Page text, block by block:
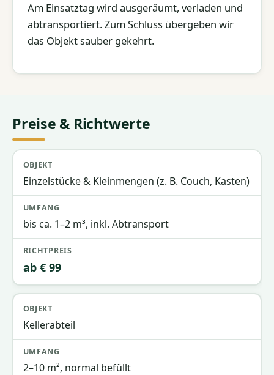
Am Einsatztag wird ausgeräumt, verladen und
abtransportiert. Zum Schluss übergeben wir
das Objekt sauber gekehrt.
Preise & Richtwerte
Objekt
Einzelstücke & Kleinmengen (z. B. Couch, Kasten)
bis ca. 1–2 m³, inkl. Abtransport
ab € 99
Kellerabteil
2–10 m², normal befüllt